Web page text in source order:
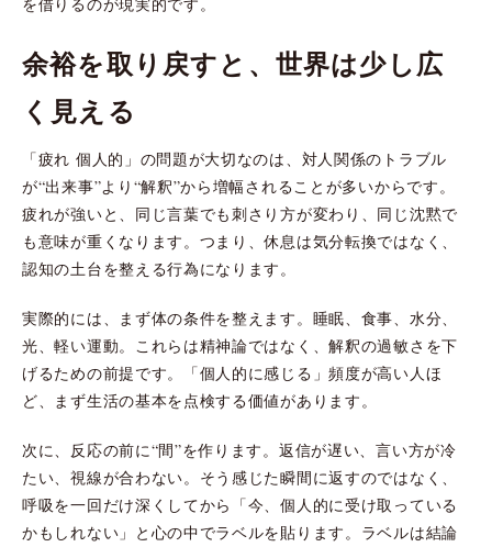
余裕を取り戻すと、世界は少し広
く見える
「疲れ 個人的」の問題が大切なのは、対人関係のトラブル
が“出来事”より“解釈”から増幅されることが多いからです。
疲れが強いと、同じ言葉でも刺さり方が変わり、同じ沈黙で
も意味が重くなります。つまり、休息は気分転換ではなく、
認知の土台を整える行為になります。
実際的には、まず体の条件を整えます。睡眠、食事、水分、
光、軽い運動。これらは精神論ではなく、解釈の過敏さを下
げるための前提です。「個人的に感じる」頻度が高い人ほ
ど、まず生活の基本を点検する価値があります。
次に、反応の前に“間”を作ります。返信が遅い、言い方が冷
たい、視線が合わない。そう感じた瞬間に返すのではなく、
呼吸を一回だけ深くしてから「今、個人的に受け取っている
かもしれない」と心の中でラベルを貼ります。ラベルは結論